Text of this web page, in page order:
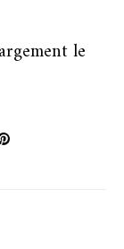
le